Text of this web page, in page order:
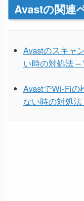
Avastの関連
Avastのスキャ
い時の対処法 –
AvastでWi-Fiの
ない時の対処法